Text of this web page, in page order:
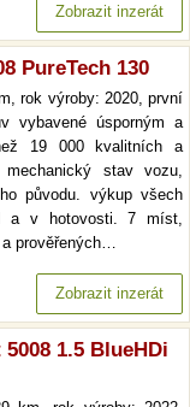
Zobrazit inzerát
PureTech 130
rok výroby: 2020, první
vybavené úsporným a
19 000 kvalitních a
stav vozu,
původu. výkup všech
a v hotovosti. 7 míst,
prověřených…
Zobrazit inzerát
5008 1.5 BlueHDi